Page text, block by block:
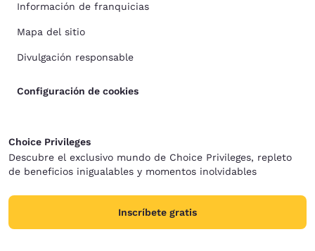
Información de franquicias
Mapa del sitio
Divulgación responsable
Configuración de cookies
Choice Privileges
Descubre el exclusivo mundo de Choice Privileges, repleto
de beneficios inigualables y momentos inolvidables
Inscríbete gratis